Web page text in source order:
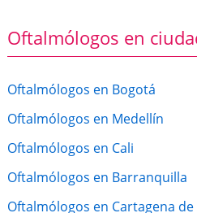
Oftalmólogos en
Oftalmólogos en Bogotá
Oftalmólogos en Medellín
Oftalmólogos en Cali
Oftalmólogos en Barranquilla
Oftalmólogos en Cartagena de